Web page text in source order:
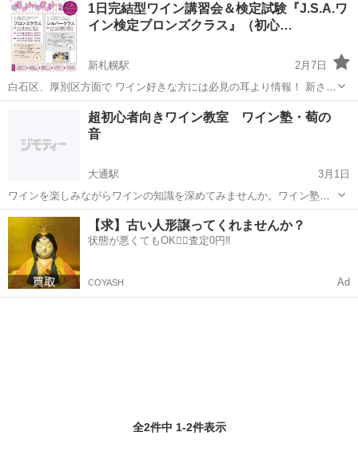
1日完結型ワイン講習会＆検定試験『J.S.A.ワ
イン検定ブロンズクラス』（初心…
新札幌駅
2月7日
白石区、厚別区方面で ワイン好きな方には必見の耳より情報！ 新さっ
ぽろアークシティホテルにて 一般社団法人日本ソムリエ協会のワイン
講習会＆公認検定試験 「J.S.A.ワイン検定 ブロンズクラス」を開
札幌市 新札幌駅 ワイン クラス
超初心者向きワイン教室 ワイン塾・萄の
音
大通駅
3月1日
ワインを楽しみながらワインの知識を深めてみませんか。ワイン塾・
萄の音は超初心者のためのワイン教室です。ワインは大好きだけど何
も知らないのという方を対象に月一回、毎月第三土曜日に開催しま
す。今年２０２１年のスタートは５月１５日...
北海道 札幌市 大通駅 ワイン 初心者
【求】古い人形譲ってくれませんか？
状態が悪くてもOK🙆‍♀️査定0円‼️
COYASH Ad
全2件中 1-2件表示